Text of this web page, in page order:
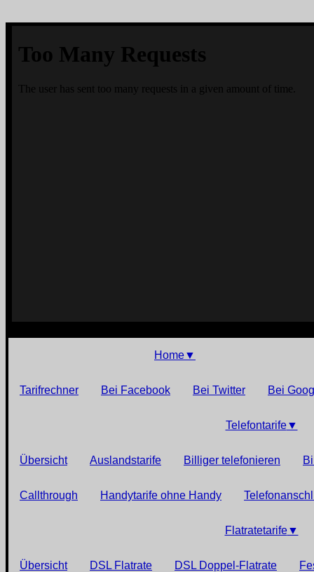
Home▼
Tarifrechner Bei Facebook Bei Twitter Bei
Telefontarife▼
Übersicht Auslandstarife Billiger telefonieren
Callthrough Handytarife ohne Handy
Flatratetarife▼
Übersicht DSL Flatrate DSL Doppel-Flatrate